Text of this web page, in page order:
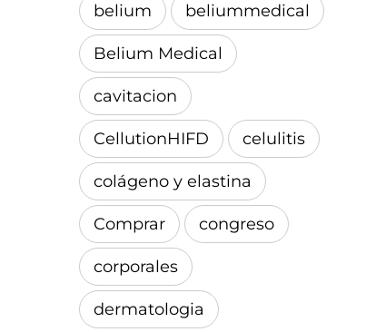
belium beliummedical
Belium Medical
cavitacion
CellutionHIFD celulitis
colágeno y elastina
Comprar congreso
corporales
dermatologia